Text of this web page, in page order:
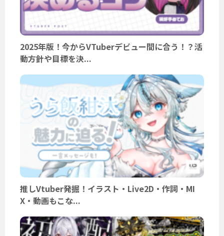
2025年版！今からVTuberデビュー間に合う！？活
動方針や目標を決...
推しVtuber発掘！イラスト・Live2D・作詞・MI
X・動画もこな...